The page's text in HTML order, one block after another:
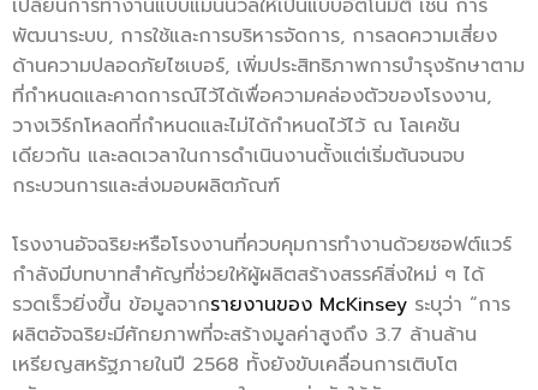
เปลี่ยนการทำงานแบบแมนนวลให้เป็นแบบอัตโนมัติ เช่น การ
พัฒนาระบบ, การใช้และการบริหารจัดการ, การลดความเสี่ยง
ด้านความปลอดภัยไซเบอร์, เพิ่มประสิทธิภาพการบำรุงรักษาตาม
ที่กำหนดและคาดการณ์ไว้ได้เพื่อความคล่องตัวของโรงงาน,
วางเวิร์กโหลดที่กำหนดและไม่ได้กำหนดไว้ไว้ ณ โลเคชัน
เดียวกัน และลดเวลาในการดำเนินงานตั้งแต่เริ่มต้นจนจบ
กระบวนการและส่งมอบผลิตภัณฑ์
โรงงานอัจฉริยะหรือโรงงานที่ควบคุมการทำงานด้วยซอฟต์แวร์
กำลังมีบทบาทสำคัญที่ช่วยให้ผู้ผลิตสร้างสรรค์สิ่งใหม่ ๆ ได้
รวดเร็วยิ่งขึ้น ข้อมูลจากรายงานของ McKinsey ระบุว่า “การ
ผลิตอัจฉริยะมีศักยภาพที่จะสร้างมูลค่าสูงถึง 3.7 ล้านล้าน
เหรียญสหรัฐภายในปี 2568 ทั้งยังขับเคลื่อนการเติบโต